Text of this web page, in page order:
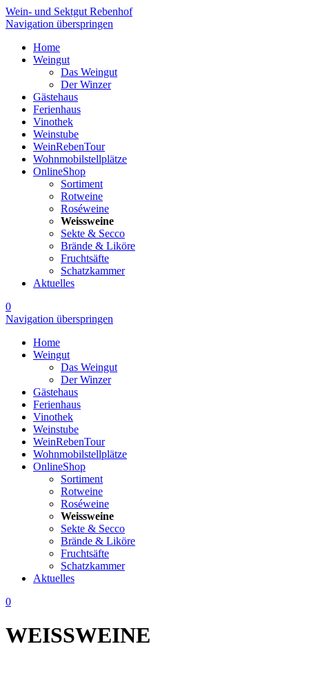
Wein- und Sektgut Rebenhof
Navigation überspringen
Home
Weingut
Das Weingut
Der Winzer
Gästehaus
Ferienhaus
Vinothek
Weinstube
WeinRebenTour
Wohnmobilstellplätze
OnlineShop
Sortiment
Rotweine
Roséweine
Weissweine
Sekte & Secco
Brände & Liköre
Fruchtsäfte
Schatzkammer
Aktuelles
0
Navigation überspringen
Home
Weingut
Das Weingut
Der Winzer
Gästehaus
Ferienhaus
Vinothek
Weinstube
WeinRebenTour
Wohnmobilstellplätze
OnlineShop
Sortiment
Rotweine
Roséweine
Weissweine
Sekte & Secco
Brände & Liköre
Fruchtsäfte
Schatzkammer
Aktuelles
0
WEISSWEINE